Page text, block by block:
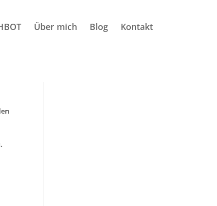
Über mich Blog Kontakt